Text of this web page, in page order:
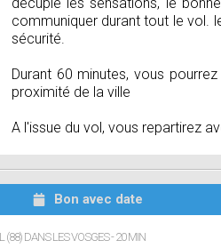
communiquer durant tout le vol.
sécurité.
Durant 60 minutes, vous
proximité de la ville
A l'issue du vol, vous repartirez
Bon avec date
(88) DANS LES VOSGES - 20 MIN